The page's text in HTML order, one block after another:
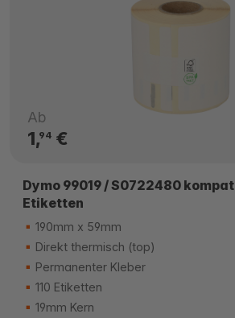
Ab
1,94€
Dymo 99019 / S0722480
Etiketten
190mm x 59mm
Direkt thermisch (top)
Permanenter Kleber
110 Etiketten
19mm Kern